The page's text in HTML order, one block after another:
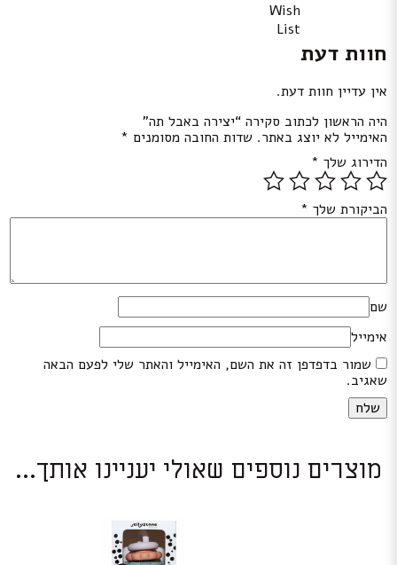
Wish
List
חוות דעת
אין עדיין חוות דעת.
היה הראשון לכתוב סקירה “יצירה באבל תה”
האימייל לא יוצג באתר. שדות החובה מסומנים *
הדירוג שלך *
הביקורת שלך *
שם
אימייל
שמור בדפדפן זה את השם, האימייל והאתר שלי לפעם הבאה
שאגיב.
מוצרים נוספים שאולי יעניינו אותך...